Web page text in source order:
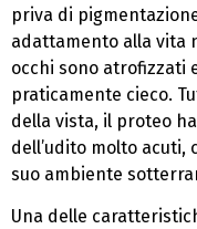
priva di
adattamento alla vita
occhi sono atrofizzati
praticamente cieco.
della vista, il proteo
dell’udito molto
suo ambiente
Una delle